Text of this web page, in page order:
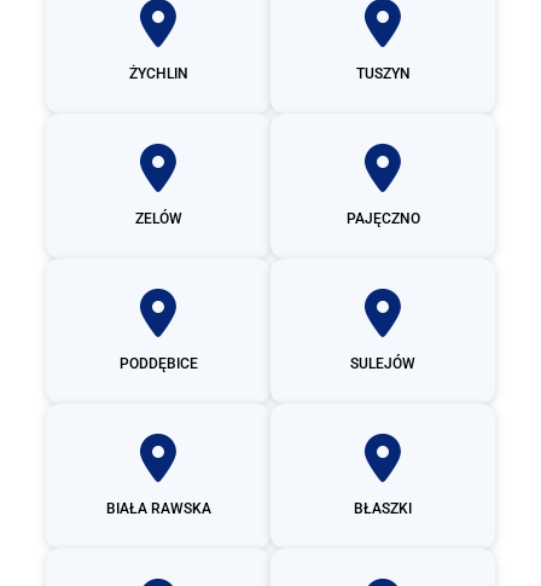
ŻYCHLIN TUSZYN
ZELÓW PAJĘCZNO
PODDĘBICE SULEJÓW
BIAŁA RAWSKA BŁASZKI